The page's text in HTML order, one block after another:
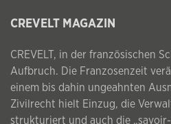
CREVELT MAGAZIN
CREVELT, in der französischen
Aufbruch. Die Franzosenzeit
einem bis dahin ungeahnten
Zivilrecht hielt Einzug, die
strukturiert und auch die